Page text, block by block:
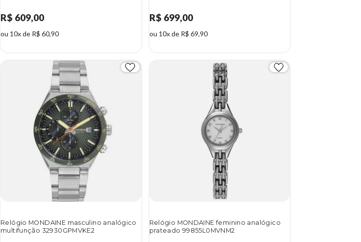
R$ 609,00
ou 10x de R$ 60,90
R$ 699,00
ou 10x de R$ 69,90
Relógio MONDAINE masculino analógico
multifunção 32930GPMVKE2
Relógio MONDAINE feminino analógico
prateado 99855L0MVNM2